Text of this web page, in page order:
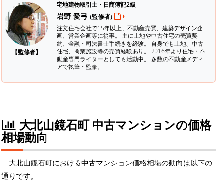
【監修者】
宅地建物取引士・日商簿記2級
岩野 愛弓 (監修者)
注文住宅会社で15年以上、不動産売買、建築デザイン企
画、営業企画等に従事。 主に土地や中古住宅の売買契
約、金融・司法書士手続きを経験。 自身でも土地、中古
住宅、商業施設等の売買経験あり。 2016年より住宅・不
動産専門ライターとしても活動中。 多数の不動産メディ
アで執筆・監修。
大北山鏡石町 中古マンションの価格
相場動向
大北山鏡石町における中古マンション価格相場の動向は以下の
通りです。